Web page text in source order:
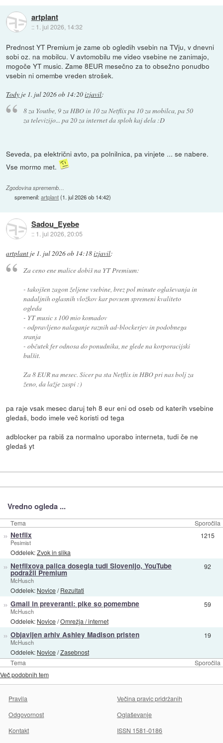
artplant
:: 1. jul 2026, 14:32
Prednost YT Premium je zame ob ogledih vsebin na TVju, v dnevni
sobi oz. na mobilcu. V avtomobilu me video vsebine ne zanimajo,
mogoče YT music. Zame 8EUR mesečno za to obsežno ponudbo
vsebin ni omembe vreden strošek.
Tody je 1. jul 2026 ob 14:20izjavil:
8 za Youtbe, 9 za HBO in 10 za Netflix pa 10 za mobilca, pa 50
za televizijo... pa 20 za internet da sploh kaj dela :D
Seveda, pa električni avto, pa polnilnica, pa vinjete ... se nabere.
Vse mormo met.
Zgodovina sprememb…
spremenil:artplant(1. jul 2026 ob 14:42)
Sadou_Eyebe
:: 1. jul 2026, 20:05
artplant je 1. jul 2026 ob 14:18izjavil:
Za ceno ene malice dobiš na YT Premium:
- takojšen zagon željene vsebine, brez pol minute oglaševanja in
nadaljnih oglasnih vložkov kar povsem spremeni kvaliteto
ogleda
- YT music s 100 mio komadov
- odpravljeno nalaganje raznih ad-blockerjev in podobnega
sranja
- občutek fer odnosa do ponudnika, ne glede na korporacijski
bulšit.
Za 8 EUR na mesec. Sicer pa sta Netflix in HBO pri nas bolj za
ženo, da lažje zaspi :)
pa raje vsak mesec daruj teh 8 eur eni od oseb od katerih vsebine
gledaš, bodo imele več koristi od tega
adblocker pa rabiš za normalno uporabo interneta, tudi če ne
gledaš yt
Vredno ogleda ...
Tema Sporočila
Tema Sporočila
» Netflix
Pesimist
Oddelek:Zvok in slika
1215
» Netflixova palica dosegla tudi Slovenijo, YouTube
podražil Premium
McHusch
Oddelek: Novice/Rezultati
92
» Gmail in preveranti: pike so pomembne
McHusch
Oddelek: Novice/Omrežja / internet
59
» Objavljen arhiv Ashley Madison pristen
McHusch
Oddelek: Novice/Zasebnost
19
Več podobnih tem
Pravila
Večina pravic pridržanih
Odgovornost
Oglaševanje
Kontakt
ISSN 1581-0186